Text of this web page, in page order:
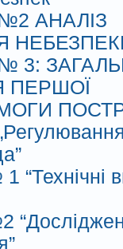
АНАЛІЗ
3:
ПЕРШОЇ
“Технічні